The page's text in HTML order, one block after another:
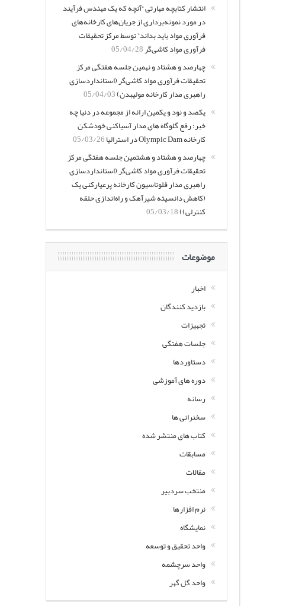
انتشار کتابچه مهارتی “آنچه که یک مهندس فرآیند
در مورد نمونه‌برداری از جریان‌های کارخانه‌های
فرآوری مواد باید بداند” توسط مرکز تحقیقات
فرآوری مواد کاشی‌گر05/04/28
چهارصد و هشتاد و نهمین جلسه هفتگی مرکز
تحقیقات فرآوری مواد کاشی‌گر (استانداردسازی
راهبری مدار کارخانه مولیبدن)05/04/03
یکصد و نود و یکمین ارائه از مجموعه در دنیا چه
خبر: رفع گلوگاه های مدار آسیاکنی خودشکن
کارخانه Olympic Dam در استرالیا
05/03/26
چهارصد و هشتاد و هشتمین جلسه هفتگی مرکز
تحقیقات فرآوری مواد کاشی‌گر (استانداردسازی
راهبری مدار فلوتاسیون کارخانه پرعیارکنی یک
(کاهش دانسیته شیرآهک و راه‌اندازی حلقه
کنترلی))05/03/18
موضوعات
اخبار
بازدید کنندگان
تجهیزات
جلسات هفتگی
دستاوردها
دوره های آموزشی
رسانه
سخنرانی ها
کتاب های منتشر شده
مسابقات
مقالات
منتخب سردبیر
نرم افزارها
نمایشگاه
واحد تحقیق و توسعه
واحد سرچشمه
واحد گل گهر